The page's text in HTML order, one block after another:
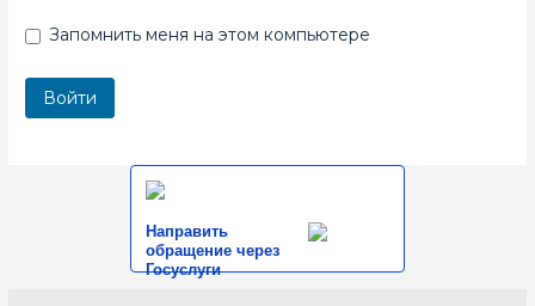
Запомнить меня на этом компьютере
Направить
обращение через
Госуслуги